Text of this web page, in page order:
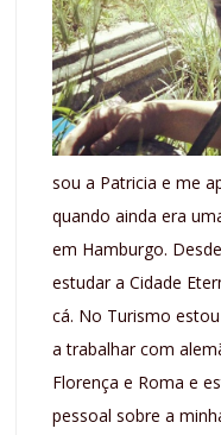
sou a Patricia e me
quando ainda era
em Hamburgo.
estudar a Cidade
cá. No Turismo
a trabalhar com
Florença e Roma e
pessoal sobre a